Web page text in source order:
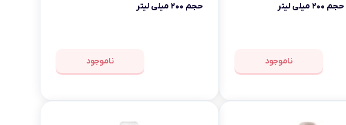
ناموجود
حجم ۲۰۰ میلی لیتر
ناموجود